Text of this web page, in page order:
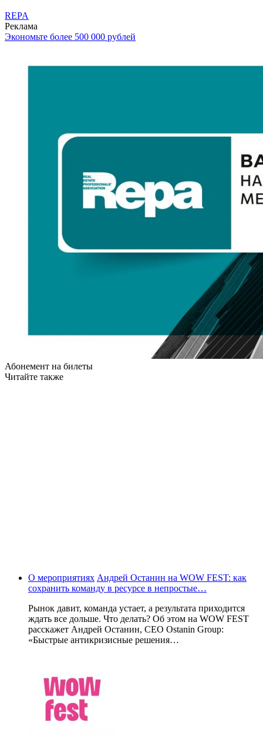
REPA
Реклама
Экономьте более 500 000 рублей
Абонемент на билеты
Читайте также
О мероприятиях Андрей Останин на WOW FEST: как
сохранить команду в ресурсе в непростые…
Рынок давит, команда устает, а результата приходится
ждать все дольше. Что делать? Об этом на WOW FEST
расскажет Андрей Останин, CEO Ostanin Group:
«Быстрые антикризисные решения…